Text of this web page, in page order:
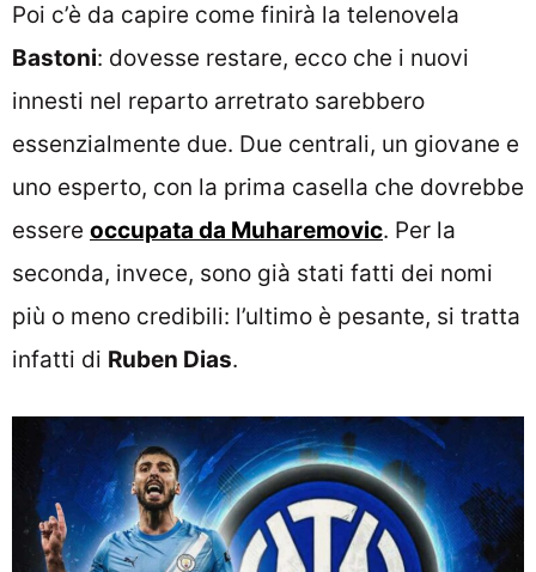
Poi c’è da capire come finirà la telenovela
Bastoni: dovesse restare, ecco che i nuovi
innesti nel reparto arretrato sarebbero
essenzialmente due. Due centrali, un giovane e
uno esperto, con la prima casella che dovrebbe
essere occupata da Muharemovic. Per la
seconda, invece, sono già stati fatti dei nomi
più o meno credibili: l’ultimo è pesante, si tratta
infatti di Ruben Dias.